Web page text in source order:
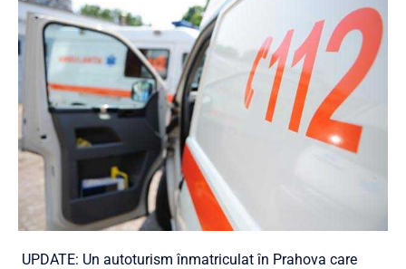
UPDATE: Un autoturism înmatriculat în Prahova care